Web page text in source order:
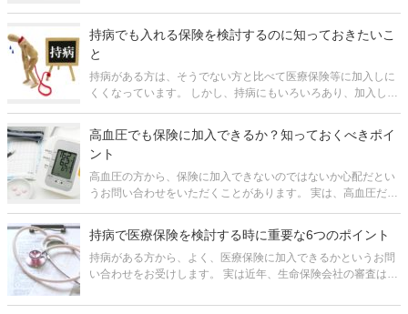
し、全ての保険で加
持病でも入れる保険を検討するのに知っておきたいこ
と
持病がある方は、そうでない方と比べて医療保険等に加入しに
くくなっています。 しかし、持病にもいろいろあり、加入しや
もあります。 この
高血圧でも保険に加入できるか？知っておくべきポイ
ント
高血圧の方から、保険に加入できないのではないか心配だとい
うお問い合わせをいただくことがあります。 実は、高血圧だか
は、症状・治療内容
持病で医療保険を検討する時に重要な6つのポイント
持病がある方から、よく、医療保険に加入できるかというお問
い合わせをお受けします。 実は近年、生命保険会社の審査は緩
可能性があります。 また、保険会社によって診査基準が違うの